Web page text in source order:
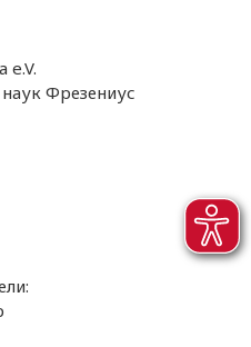
Фрезениус